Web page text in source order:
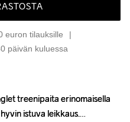
euron tilauksille
päivän kuluessa
treenipaita erinomaisella
istuva leikkaus.
treenipaita erinomaisella
istuva leikkaus.